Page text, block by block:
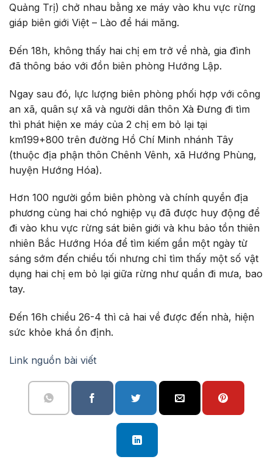
Quảng Trị) chở nhau bằng xe máy vào khu vực rừng
giáp biên giới Việt – Lào để hái măng.
Đến 18h, không thấy hai chị em trở về nhà, gia đình
đã thông báo với đồn biên phòng Hướng Lập.
Ngay sau đó, lực lượng biên phòng phối hợp với công
an xã, quân sự xã và người dân thôn Xà Đưng đi tìm
thì phát hiện xe máy của 2 chị em bỏ lại tại
km199+800 trên đường Hồ Chí Minh nhánh Tây
(thuộc địa phận thôn Chênh Vênh, xã Hướng Phùng,
huyện Hướng Hóa).
Hơn 100 người gồm biên phòng và chính quyền địa
phương cùng hai chó nghiệp vụ đã được huy động để
đi vào khu vực rừng sát biên giới và khu bảo tồn thiên
nhiên Bắc Hướng Hóa để tìm kiếm gần một ngày từ
sáng sớm đến chiều tối nhưng chỉ tìm thấy một số vật
dụng hai chị em bỏ lại giữa rừng như quần đi mưa, bao
tay.
Đến 16h chiều 26-4 thì cả hai về được đến nhà, hiện
sức khỏe khá ổn định.
Link nguồn bài viết